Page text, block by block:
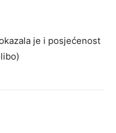
je i posjećenost